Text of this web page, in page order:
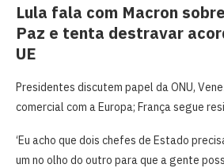
Lula fala com Macron
Paz e tenta destravar
UE
Presidentes discutem papel da ONU,
comercial com a Europa; França segue
‘Eu acho que dois chefes de Estado
um no olho do outro para que a gente